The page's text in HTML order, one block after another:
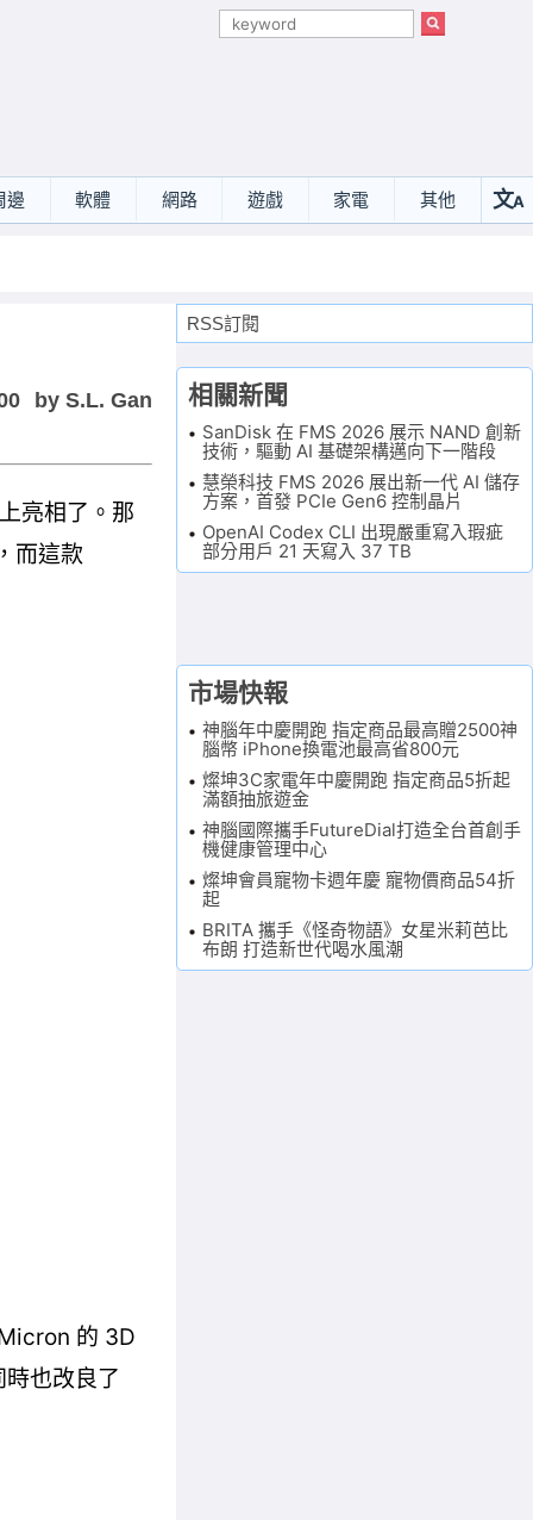
邊 軟體 網路 遊戲 家電 其他 文A
by S.L. Gan
亮相了。那
而這款
的 3D
也改良了
RSS訂閱
相關新聞
SanDisk 在 FMS 2026 展示 NAND 創新
技術，驅動 AI 基礎架構邁向下一階段
慧榮科技 FMS 2026 展出新一代 AI 儲存
方案，首發 PCIe Gen6 控制晶片
OpenAI Codex CLI 出現嚴重寫入瑕疵
部分用戶 21 天寫入 37 TB
市場快報
神腦年中慶開跑 指定商品最高贈2500神
腦幣 iPhone換電池最高省800元
燦坤3C家電年中慶開跑 指定商品5折起
滿額抽旅遊金
神腦國際攜手FutureDial打造全台首創手
機健康管理中心
燦坤會員寵物卡週年慶 寵物價商品54折
起
BRITA 攜手《怪奇物語》女星米莉芭比
布朗 打造新世代喝水風潮